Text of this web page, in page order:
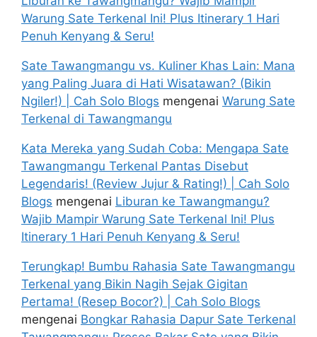
Warung Sate Terkenal Ini! Plus Itinerary 1 Hari
Penuh Kenyang & Seru!
Sate Tawangmangu vs. Kuliner Khas Lain: Mana
yang Paling Juara di Hati Wisatawan? (Bikin
Ngiler!) | Cah Solo Blogs mengenai Warung Sate
Terkenal di Tawangmangu
Kata Mereka yang Sudah Coba: Mengapa Sate
Tawangmangu Terkenal Pantas Disebut
Legendaris! (Review Jujur & Rating!) | Cah Solo
Blogs mengenai Liburan ke Tawangmangu?
Wajib Mampir Warung Sate Terkenal Ini! Plus
Itinerary 1 Hari Penuh Kenyang & Seru!
Terungkap! Bumbu Rahasia Sate Tawangmangu
Terkenal yang Bikin Nagih Sejak Gigitan
Pertama! (Resep Bocor?) | Cah Solo Blogs
mengenai Bongkar Rahasia Dapur Sate Terkenal